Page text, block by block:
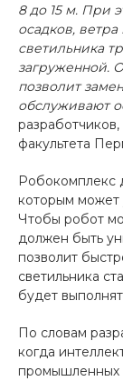
8 до 15 м. При
осадков,
светильника
загруженной.
позволит
обслуживают
разработчиков,
факультета
Робокомплекс
которым может
Чтобы робот
должен быть
позволит
светильника
будет
По словам
когда
промышленных